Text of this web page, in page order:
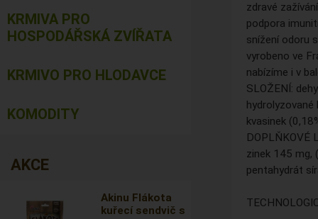
zdravé
podpora
snížení odoru
vyrobeno ve
nabízíme i v
SLOŽENÍ:
hydrolyzované
kvasinek
DOPLŇKOVÉ
zinek 145 mg,
pentahydrát
KRMIVA PRO
HOSPODÁŘSKÁ ZVÍŘATA
KRMIVO PRO HLODAVCE
KOMODITY
AKCE
Akinu Flákota
kuřecí sendvič s